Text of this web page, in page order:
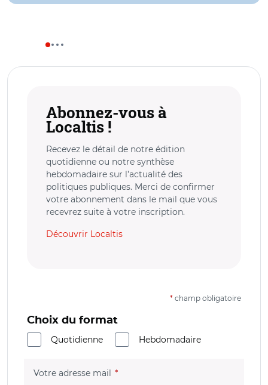
Abonnez-vous à
Localtis !
Recevez le détail de notre édition
quotidienne ou notre synthèse
hebdomadaire sur l’actualité des
politiques publiques. Merci de confirmer
votre abonnement dans le mail que vous
recevrez suite à votre inscription.
Découvrir Localtis
* champ obligatoire
Choix du format
Quotidienne
Hebdomadaire
Votre adresse mail (champ obligatoire)